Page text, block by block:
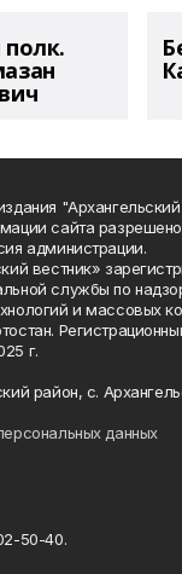
"Архангельский
сайта
администрации.
вестник»
службы по
и массовых
г.
район, с.
данных
50-40.